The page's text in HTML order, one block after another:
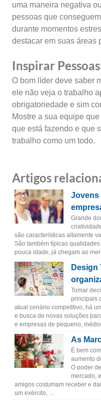
uma maneira negativa
pessoas que
durante momentos
destacar em suas áreas
Inspirar
O bom líder deve saber
ele não veja o trabalho
obrigatoriedade e sim
Mostre a sua equipe
que está fazendo e que
trabalho como um todo.
Artigos
Jovens
Grande
são características altamente
São também típicas
pouca idade, já chegam ao
Design
Tomar
principais
atual cenário competitivo, há
e busca de novas soluções
e empresas de pequeno,
As
É bem
aumento
O poder
mercado,
amigos costumam receber e
um exército, ...